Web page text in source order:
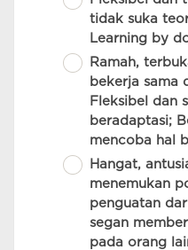
tidak suka
Learning by
Ramah,
bekerja sama
Fleksibel dan
beradaptasi;
mencoba hal
Hangat,
menemukan
penguatan
segan
pada orang